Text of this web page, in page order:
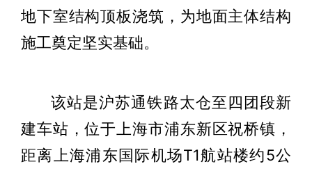
地下室结构顶板浇筑，为地面主体结构
施工奠定坚实基础。
该站是沪苏通铁路太仓至四团段新
建车站，位于上海市浦东新区祝桥镇，
距离上海浦东国际机场T1航站楼约5公